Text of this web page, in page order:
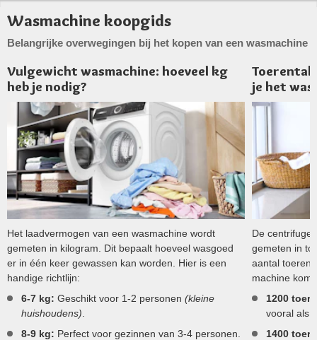
Wasmachine koopgids
Belangrijke overwegingen bij het kopen van een wasmachine
Vulgewicht wasmachine: hoeveel kg
heb je nodig?
Het laadvermogen van een wasmachine wordt
gemeten in kilogram. Dit bepaalt hoeveel wasgoed
er in één keer gewassen kan worden. Hier is een
handige richtlijn:
6-7 kg: Geschikt voor 1-2 personen (kleine
huishoudens)
8-9 kg: Perfect voor gezinnen van 3-4 personen.
Toerental
je het
De
gemeten in
aantal
machine
1200
vooral als
1400